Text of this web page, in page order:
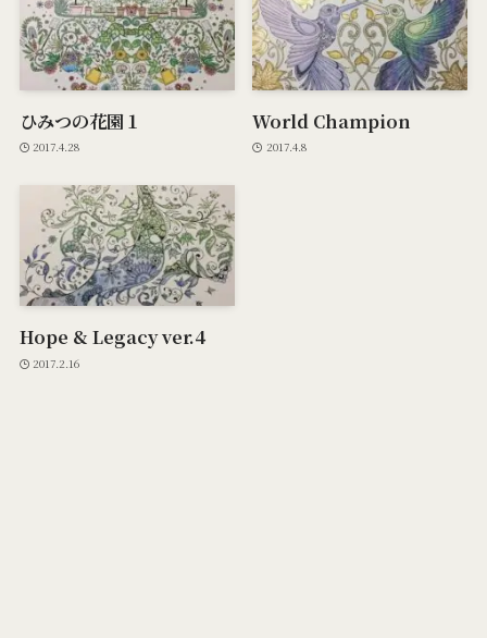
ひみつの花園１
2017.4.28
World Champion
2017.4.8
Hope & Legacy ver.4
2017.2.16